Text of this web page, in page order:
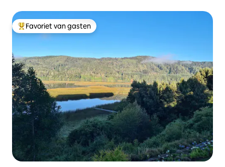
Topfavoriet van gasten
Favoriet van gasten